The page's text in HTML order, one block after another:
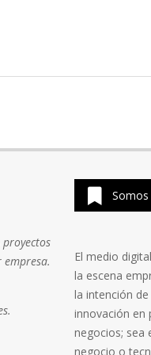
El medio
la escena
la intención
innovación en
negocios; sea
negocio o